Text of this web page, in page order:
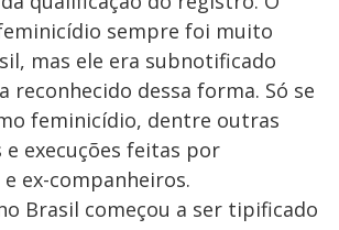
y
V
i
s
sempre foi muito
mas ele era subnotificado
reconhecido dessa forma. Só se
feminicídio, dentre outras
execuções feitas por
ex-companheiros.
Brasil começou a ser tipificado